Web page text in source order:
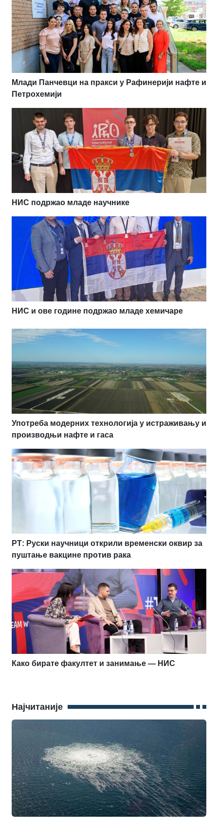
Млади Панчевци на пракси у Рафинерији нафте и
Петрохемији
НИС подржао младе научнике
НИС и ове године подржао младе хемичаре
Употреба модерних технологија у истраживању и
производњи нафте и гаса
РТ: Руски научници открили временски оквир за
пуштање вакцине против рака
Како бирате факултет и занимање — НИС
Најчитаније